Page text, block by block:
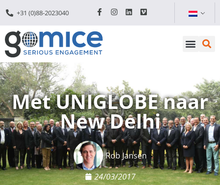
+31 (0)88-2023040
Met UNIGLOBE naar
New Delhi
Rob Jansen
24/03/2017